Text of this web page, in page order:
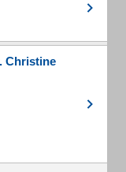
Christine